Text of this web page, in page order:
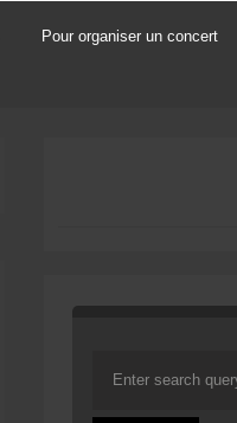
Pour organiser un concert